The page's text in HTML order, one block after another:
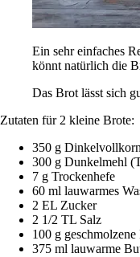
Ein sehr einfaches
könnt natürlich die
Das Brot lässt sich
Zutaten für 2 kleine Brote:
350 g
300 g Dunkelmehl
7 g Trockenhefe
60 ml lauwarmes
2 EL Zucker
2 1/2 TL Salz
100 g
375 ml lauwarme